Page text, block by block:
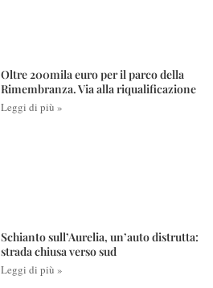
Oltre 200mila euro per il parco della
Rimembranza. Via alla riqualificazione
Leggi di più »
Schianto sull’Aurelia, un’auto distrutta:
strada chiusa verso sud
Leggi di più »